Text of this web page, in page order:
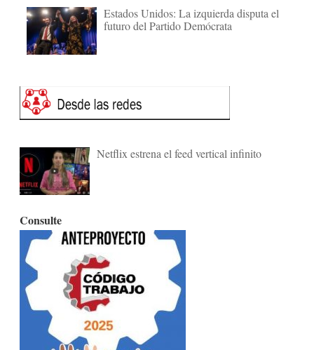
Estados Unidos: La izquierda disputa el
futuro del Partido Demócrata
Netflix estrena el feed vertical infinito
Consulte